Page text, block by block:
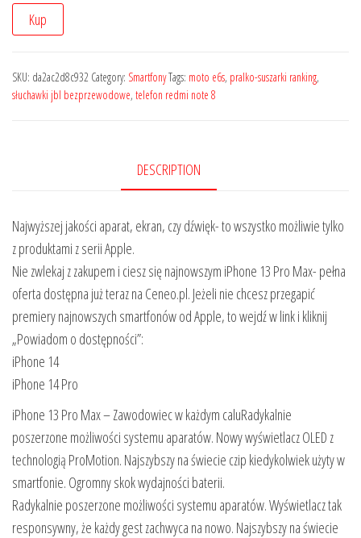
Kup
SKU: da2ac2d8c932 Category: SmartfonyTags: moto e6s, pralko-suszarki ranking,
słuchawki jbl bezprzewodowe, telefon redmi note 8
DESCRIPTION
Najwyższej jakości aparat, ekran, czy dźwięk- to wszystko możliwie tylko
z produktami z serii Apple.
Nie zwlekaj z zakupem i ciesz się najnowszym iPhone 13 Pro Max- pełna
oferta dostępna już teraz na Ceneo.pl. Jeżeli nie chcesz przegapić
premiery najnowszych smartfonów od Apple, to wejdź w link i kliknij
„Powiadom o dostępności”:
iPhone 14
iPhone 14 Pro
iPhone 13 Pro Max – Zawodowiec w każdym caluRadykalnie
poszerzone możliwości systemu aparatów. Nowy wyświetlacz OLED z
technologią ProMotion. Najszybszy na świecie czip kiedykolwiek użyty w
smartfonie. Ogromny skok wydajności baterii.
Radykalnie poszerzone możliwości systemu aparatów. Wyświetlacz tak
responsywny, że każdy gest zachwyca na nowo. Najszybszy na świecie